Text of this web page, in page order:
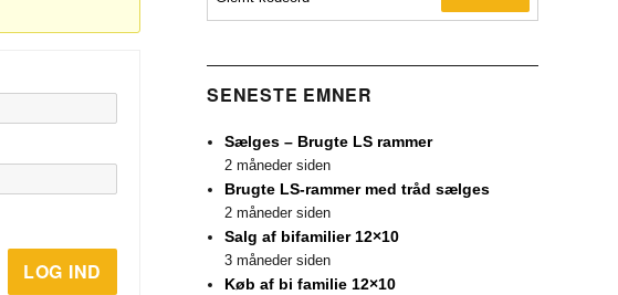
LOG IND
SENESTE EMNER
Sælges – Brugte LS rammer
2 måneder siden
Brugte LS-rammer med tråd sælges
2 måneder siden
Salg af bifamilier 12×10
3 måneder siden
Køb af bi familie 12×10